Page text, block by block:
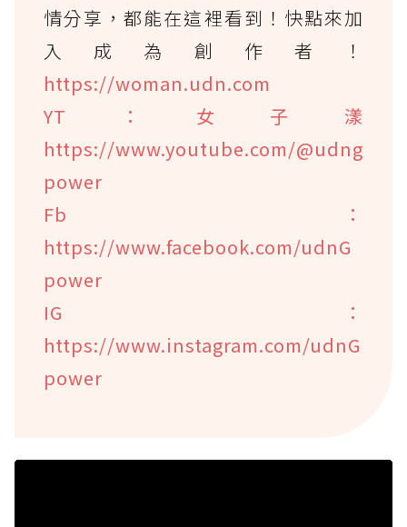
情分享，都能在這裡看到！快點來加
入成為創作者！
https://woman.udn.com
YT：女子漾
https://www.youtube.com/@udng
power
Fb：
https://www.facebook.com/udnG
power
IG：
https://www.instagram.com/udnG
power